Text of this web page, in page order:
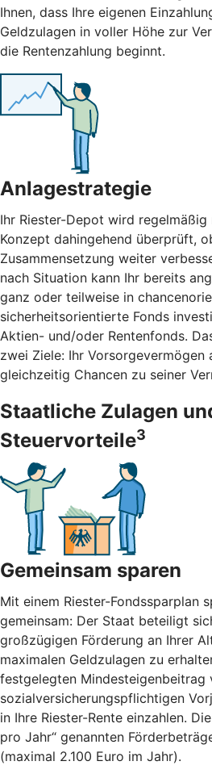
Ihnen, dass Ihre eigenen
Geldzulagen in voller Höhe zur
die Rentenzahlung beginnt.
Anlagestrategie
Ihr Riester-Depot wird
Konzept dahingehend überprüft,
Zusammensetzung weiter
nach Situation kann Ihr bereits
ganz oder teilweise in
sicherheitsorientierte Fonds
Aktien- und/oder Rentenfonds.
zwei Ziele: Ihr Vorsorgevermögen
gleichzeitig Chancen zu seiner
Staatliche Zulagen
Steuervorteile3
Gemeinsam sparen
Mit einem Riester-Fondssparplan
gemeinsam: Der Staat beteiligt
großzügigen Förderung an Ihrer
maximalen Geldzulagen zu
festgelegten Mindesteigenbeitrag
sozialversicherungspflichtigen
in Ihre Riester-Rente einzahlen.
pro Jahr“ genannten
(maximal 2.100 Euro im Jahr).